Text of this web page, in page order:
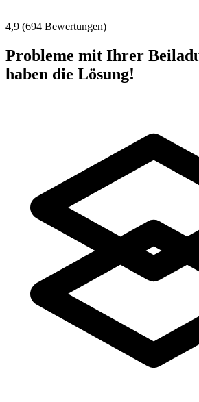
4,9 (694 Bewertungen)
Probleme mit Ihrer
haben die Lösung!